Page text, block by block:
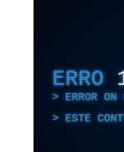
ERRO
ERROR
ESTE